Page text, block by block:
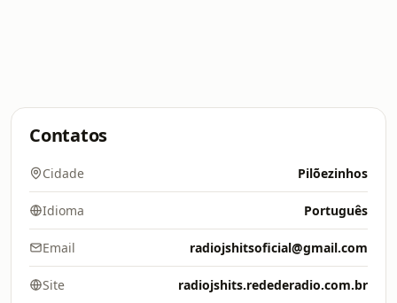
Contatos
Cidade Pilõezinhos
Idioma Português
Email radiojshitsoficial@gmail.com
Site radiojshits.redederadio.com.br